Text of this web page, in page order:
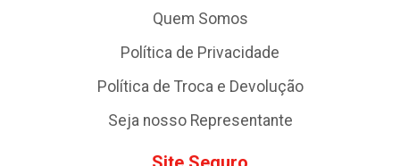
Quem Somos
Política de Privacidade
Política de Troca e Devolução
Seja nosso Representante